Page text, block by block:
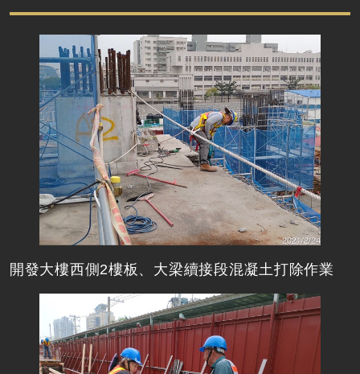
開發大樓西側2樓板、大梁續接段混凝土打除作業